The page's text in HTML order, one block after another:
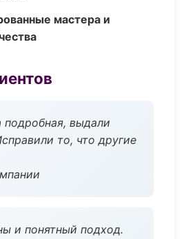
мастера и
подробная, выдали
то, что другие
и понятный подход.